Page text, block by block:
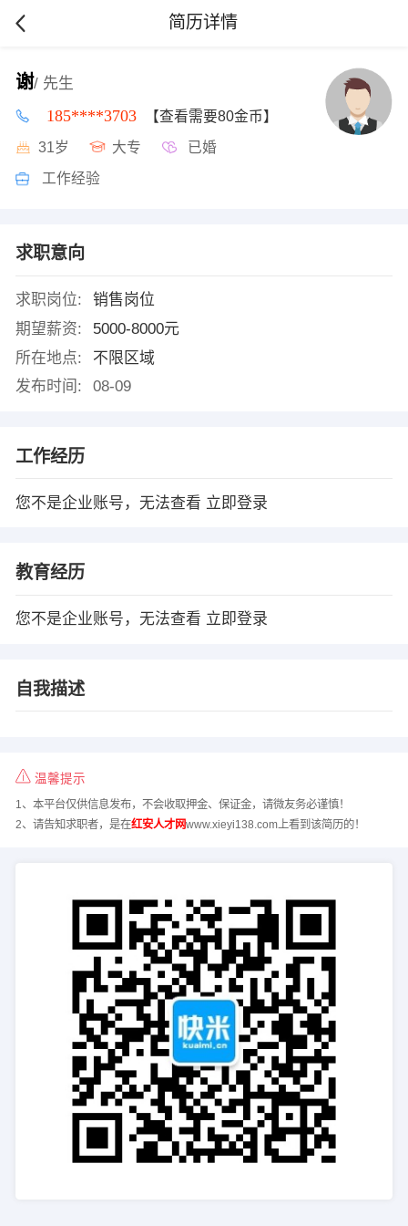
简历详情
谢/ 先生
185****3703 【查看需要80金币】
31岁 大专 已婚
工作经验
求职意向
求职岗位:
销售岗位
期望薪资:
5000-8000元
所在地点:
不限区域
发布时间:
08-09
工作经历
您不是企业账号，无法查看 立即登录
教育经历
您不是企业账号，无法查看 立即登录
自我描述
温馨提示
1、本平台仅供信息发布，不会收取押金、保证金，请微友务必谨慎！
2、请告知求职者，是在红安人才网www.xieyi138.com上看到该简历的！